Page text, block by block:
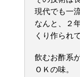
現代でも一
なんと、２
くり作られ
飲むお酢系
ＯＫの味。